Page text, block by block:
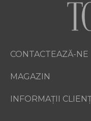
CONTACTEAZĂ-NE
MAGAZIN
INFORMAȚII